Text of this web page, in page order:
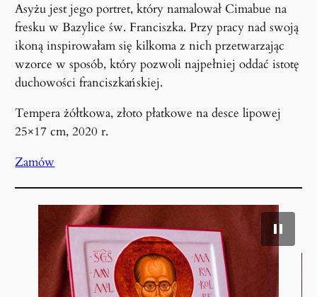
Asyżu jest jego portret, który namalował Cimabue na
fresku w Bazylice św. Franciszka. Przy pracy nad swoją
ikoną inspirowałam się kilkoma z nich przetwarzając
wzorce w sposób, który pozwoli najpełniej oddać istotę
duchowości franciszkańskiej.
Tempera żółtkowa, złoto płatkowe na desce lipowej
25×17 cm, 2020 r.
Zamów